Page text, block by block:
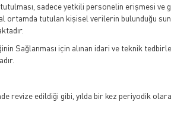
sadece yetkili personelin erişmesi ve
ortamda tutulan kişisel verilerin bulunduğu
Sağlanması için alınan idari ve teknik
revize edildiği gibi, yılda bir kez periyodik